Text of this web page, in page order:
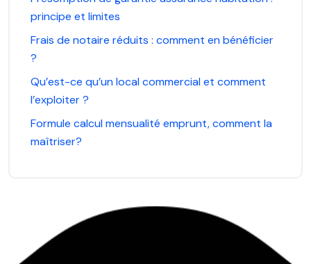
principe et limites
Frais de notaire réduits : comment en bénéficier
?
Qu’est-ce qu’un local commercial et comment
l’exploiter ?
Formule calcul mensualité emprunt, comment la
maîtriser?